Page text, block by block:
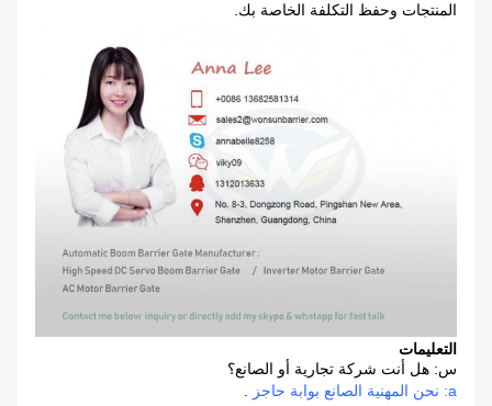
المنتجات وحفظ التكلفة الخاصة بك.
التعليمات
س: هل أنت شركة تجارية أو الصانع؟
a: نحن المهنية الصانع بوابة حاجز